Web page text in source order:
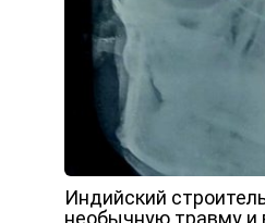
Индийский
необычную травму